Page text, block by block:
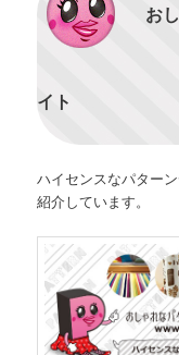
お
イト
ハイセンスなパター
紹介しています。